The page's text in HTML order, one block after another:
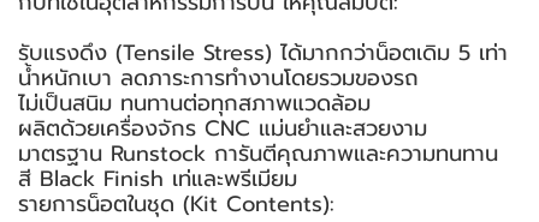
รับแรงดึง (Tensile Stress) ได้มากกว่าน็อตเดิม 5 เท่า
น้ำหนักเบา ลดภาระการทำงานโดยรวมของรถ
ไม่เป็นสนิม ทนทานต่อทุกสภาพแวดล้อม
ผลิตด้วยเครื่องจักร CNC แม่นยำและสวยงาม
มาตรฐาน Runstock การันตีคุณภาพและความทนทาน
สี Black Finish เท่และพรีเมียม
รายการน็อตในชุด (Kit Contents):